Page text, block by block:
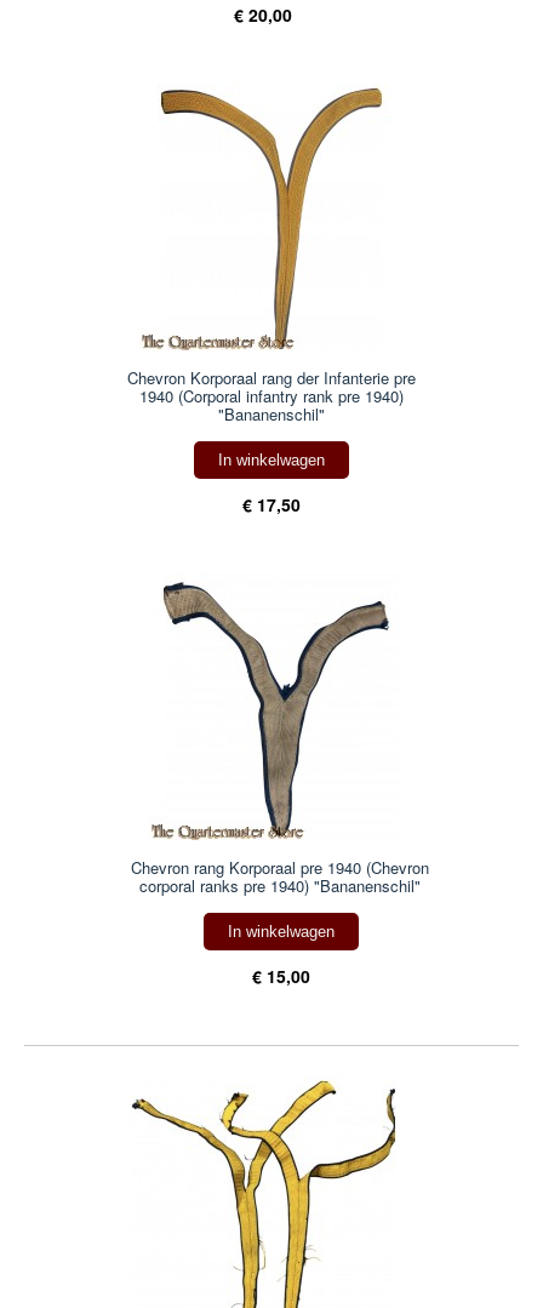
€ 20,00
Chevron Korporaal rang der Infanterie pre
1940 (Corporal infantry rank pre 1940)
"Bananenschil"
In winkelwagen
€ 17,50
Chevron rang Korporaal pre 1940 (Chevron
corporal ranks pre 1940) "Bananenschil"
In winkelwagen
€ 15,00